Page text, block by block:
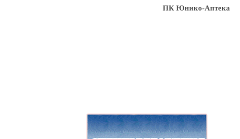
ПК Юнико-Аптека